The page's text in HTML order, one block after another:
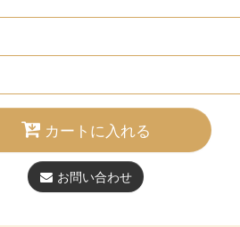
カートに入れる
お問い合わせ